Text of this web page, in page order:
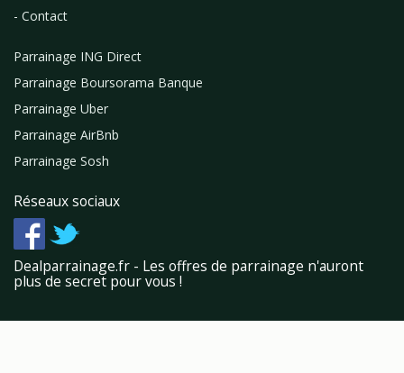
- Contact
Parrainage ING Direct
Parrainage Boursorama Banque
Parrainage Uber
Parrainage AirBnb
Parrainage Sosh
Réseaux sociaux
Dealparrainage.fr - Les offres de parrainage n'auront
plus de secret pour vous !